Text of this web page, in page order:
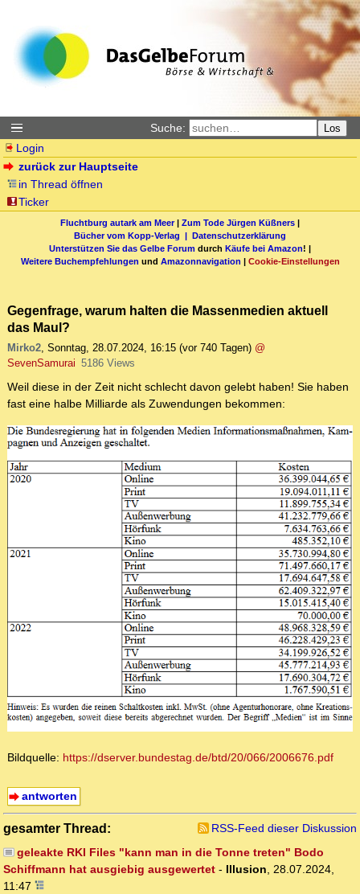
Suche: Los
Login
zurück zur Hauptseite
in Thread öffnen
Ticker
Fluchtburg autark am Meer| Zum Tode Jürgen Küßners |
Bücher vom Kopp-Verlag | Datenschutzerklärung
Unterstützen Sie das Gelbe Forum durch Käufe bei Amazon! |
Weitere Buchempfehlungen und Amazonnavigation | Cookie-Einstellungen
Gegenfrage, warum halten die Massenmedien aktuell
das Maul?
Mirko2, Sonntag, 28.07.2024, 16:15 (vor 740 Tagen) @
SevenSamurai 5186 Views
Weil diese in der Zeit nicht schlecht davon gelebt haben! Sie haben
fast eine halbe Milliarde als Zuwendungen bekommen:
Bildquelle: https://dserver.bundestag.de/btd/20/066/2006676.pdf
antworten
gesamter Thread:
RSS-Feed dieser Diskussion
geleakte RKI Files "kann man in die Tonne treten" Bodo
Schiffmann hat ausgiebig ausgewertet - Illusion
28.07.2024,
11:47